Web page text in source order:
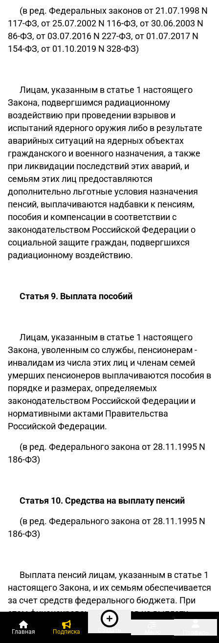
(в ред. Федеральных законов от 21.07.1998 N
117-ФЗ, от 25.07.2002 N 116-ФЗ, от 30.06.2003 N
86-ФЗ, от 03.07.2016 N 227-ФЗ, от 01.07.2017 N
154-ФЗ, от 01.10.2019 N 328-ФЗ)
Лицам, указанным в статье 1 настоящего
Закона, подвергшимся радиационному
воздействию при проведении взрывов и
испытаний ядерного оружия либо в результате
аварийных ситуаций на ядерных объектах
гражданского и военного назначения, а также
при ликвидации последствий этих аварий, и
семьям этих лиц предоставляются
дополнительно льготные условия назначения
пенсий, выплачиваются надбавки к пенсиям,
пособия и компенсации в соответствии с
законодательством Российской Федерации о
социальной защите граждан, подвергшихся
радиационному воздействию.
Статья 9. Выплата пособий
Лицам, указанным в статье 1 настоящего
Закона, уволенным со службы, пенсионерам -
инвалидам из числа этих лиц и членам семей
умерших пенсионеров выплачиваются пособия в
порядке и размерах, определяемых
законодательством Российской Федерации и
нормативными актами Правительства
Российской Федерации.
(в ред. Федерального закона от 28.11.1995 N
186-ФЗ)
Статья 10. Средства на выплату пенсий
(в ред. Федерального закона от 28.11.1995 N
186-ФЗ)
Выплата пенсий лицам, указанным в статье 1
настоящего Закона, и их семьям обеспечивается
за счет средств федерального бюджета. При
этом финансирование расходов на выплату
пенсий осуществляется в централизованном
Главная Подписка